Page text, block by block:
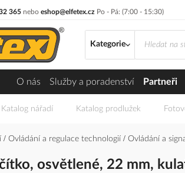
365 nebo eshop@elfetex.cz Po - Pá: (7:00 - 15:30)
Kategorie
O nás Služby a poradenství Partneři
Katalog nářadí Katalog prodlužek
Ovládání a regulace technologií Ovládání a
osvětlené, 22 mm,